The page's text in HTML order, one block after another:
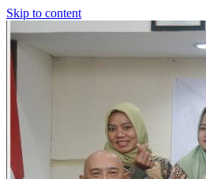
Skip to content